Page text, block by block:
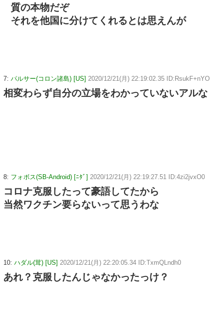
質の本物だぞ
それを他国に分けてくれるとは思えんが
7: パルサー(コロン諸島) [US] 2020/12/21(月) 22:19:02.35 ID:RsukF+nYO
相変わらず自分の立場をわかっていないアルな
8: フォボス(SB-Android) [ﾆﾀﾞ] 2020/12/21(月) 22:19:27.51 ID:4zi2jvxO0
コロナ克服したって豪語してたから
当然ワクチン要らないって思うわな
10: ハダル(茸) [US] 2020/12/21(月) 22:20:05.34 ID:TxmQLndh0
あれ？克服したんじゃなかったっけ？